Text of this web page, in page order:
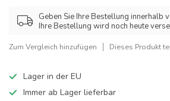
Geben Sie Ihre Bestellung innerhalb
Ihre Bestellung wird noch heute
Zum Vergleich hinzufügen Dieses Produkt
Lager in der EU
Immer ab Lager lieferbar